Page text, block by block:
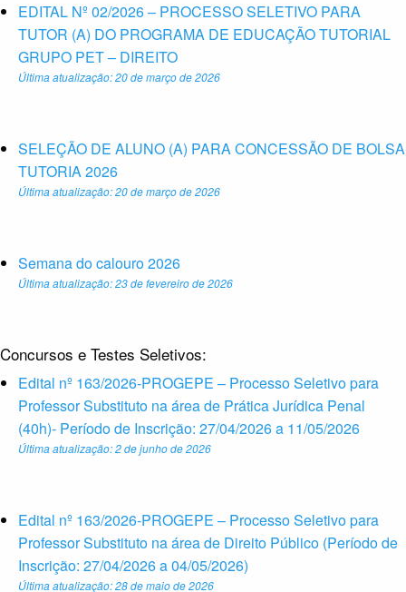
EDITAL Nº 02/2026 – PROCESSO SELETIVO PARA
TUTOR (A) DO PROGRAMA DE EDUCAÇÃO TUTORIAL
GRUPO PET – DIREITO
Última atualização: 20 de março de 2026
SELEÇÃO DE ALUNO (A) PARA CONCESSÃO DE BOLSA
TUTORIA 2026
Última atualização: 20 de março de 2026
Semana do calouro 2026
Última atualização: 23 de fevereiro de 2026
Concursos e Testes Seletivos:
Edital nº 163/2026-PROGEPE – Processo Seletivo para
Professor Substituto na área de Prática Jurídica Penal
(40h)- Período de Inscrição: 27/04/2026 a 11/05/2026
Última atualização: 2 de junho de 2026
Edital nº 163/2026-PROGEPE – Processo Seletivo para
Professor Substituto na área de Direito Público (Período de
Inscrição: 27/04/2026 a 04/05/2026)
Última atualização: 28 de maio de 2026